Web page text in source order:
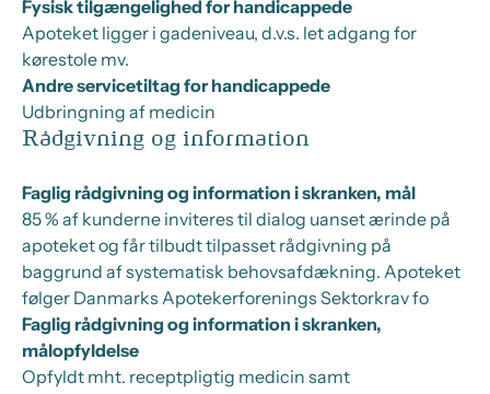
Fysisk tilgængelighed for handicappede
Apoteket ligger i gadeniveau, d.v.s. let adgang for
kørestole mv.
Andre servicetiltag for handicappede
Udbringning af medicin
Rådgivning og information
Faglig rådgivning og information i skranken, mål
85 % af kunderne inviteres til dialog uanset ærinde på
apoteket og får tilbudt tilpasset rådgivning på
baggrund af systematisk behovsafdækning. Apoteket
følger Danmarks Apotekerforenings Sektorkrav fo
Faglig rådgivning og information i skranken,
målopfyldelse
Opfyldt mht. receptpligtig medicin samt